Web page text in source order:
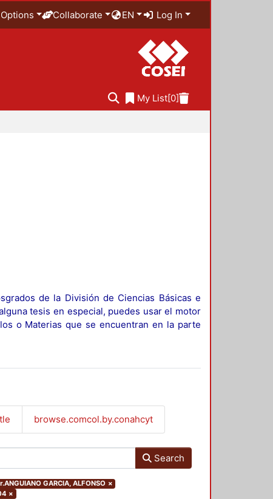
Options Collaborate EN Log In
My List[0]
de la División de Ciencias Básicas e
tesis en especial, puedes usar el motor
o Materias que se encuentran en la parte
browse.comcol.by.conahcyt
Search
GARCIA, ALFONSO ×
×